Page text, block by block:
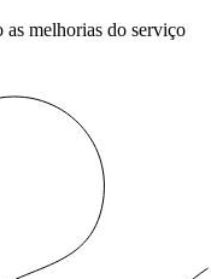
as melhorias do serviço